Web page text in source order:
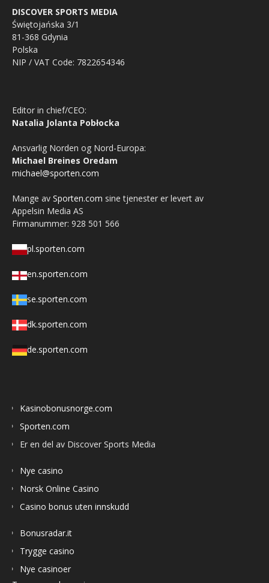
DISCOVER SPORTS MEDIA
Świętojańska 3/1
81-368 Gdynia
Polska
NIP / VAT Code: 7822654346
Editor in chief/CEO:
Natalia Jolanta Pobłocka
Ansvarlig Norden og Nord-Europa:
Michael Breines Oredam
michael@sporten.com
Mange av Sporten.com sine tjenester er levert av
Appelsin Media AS
Firmanummer: 928 501 566
pl.sporten.com
en.sporten.com
se.sporten.com
dk.sporten.com
de.sporten.com
Kasinobonusnorge.com
Sporten.com
Er en del av Discover Sports Media
Nye casino
Norsk Online Casino
Casino bonus uten innskudd
Bonusradar.it
Trygge casino
Nye casinoer